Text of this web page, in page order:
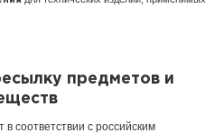
предметов и
в соответствии с российским